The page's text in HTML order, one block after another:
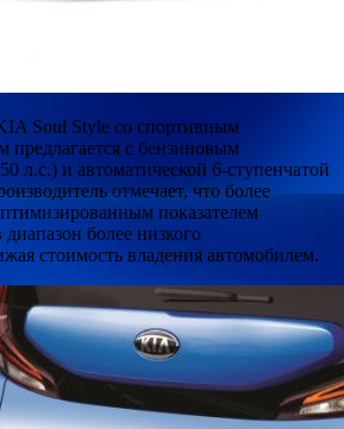
Soul Style со спортивным
предлагается с бензиновым
л.с.) и автоматической 6-ступенчатой
отмечает, что более
показателем
более низкого
стоимость владения автомобилем.